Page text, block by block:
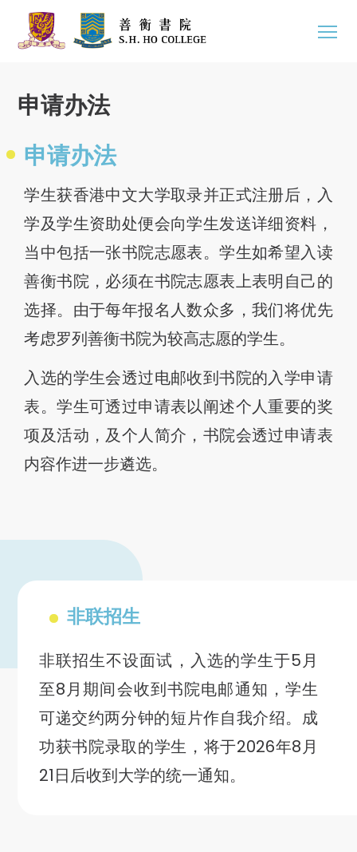
申请办法
申请办法
学生获香港中文大学取录并正式注册后，入
学及学生资助处便会向学生发送详细资料，
当中包括一张书院志愿表。学生如希望入读
善衡书院，必须在书院志愿表上表明自己的
选择。由于每年报名人数众多，我们将优先
考虑罗列善衡书院为较高志愿的学生。
入选的学生会透过电邮收到书院的入学申请
表。学生可透过申请表以阐述个人重要的奖
项及活动，及个人简介，书院会透过申请表
内容作进一步遴选。
非联招生
非联招生不设面试，入选的学生于5月
至8月期间会收到书院电邮通知，学生
可递交约两分钟的短片作自我介绍。成
功获书院录取的学生，将于2026年8月
21日后收到大学的统一通知。